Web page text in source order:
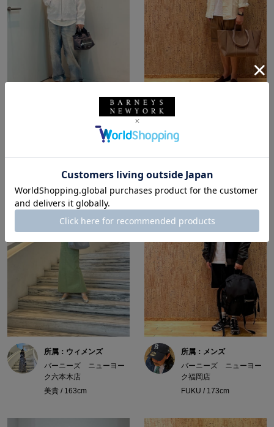
所属：ウィメンズ
バーニーズ ニューヨー
ク六本木店
美貴 / 163cm
所属：メンズ
バーニーズ ニューヨー
ク福岡店
FUKU / 173cm